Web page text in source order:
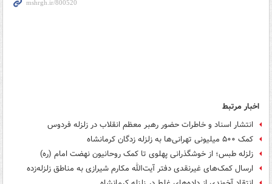
اخبار مرتبط
انتشار اسناد و خاطرات حضور رهبر معظم انقلاب در زلزله فردوس
کمک ۵۰۰ میلیونی تهرانی‌ها به زلزله زدگان کرمانشاه
زلزله طبس؛ از خوشگذرانی پهلوی تا کمک روحانیون نهضت امام (ره)
ارسال کمک‌های غیرنقدی دفتر آیت‌الله مکارم‌ شیرازی به مناطق زلزله‌زده